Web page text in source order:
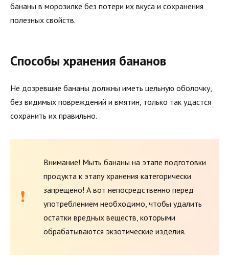
бананы в морозилке без потери их вкуса и сохранения
полезных свойств.
Способы хранения бананов
Не дозревшие бананы должны иметь цельную оболочку,
без видимых повреждений и вмятин, только так удастся
сохранить их правильно.
Внимание! Мыть бананы на этапе подготовки
продукта к этапу хранения категорически
запрещено! А вот непосредственно перед
употреблением необходимо, чтобы удалить
остатки вредных веществ, которыми
обрабатываются экзотические изделия.